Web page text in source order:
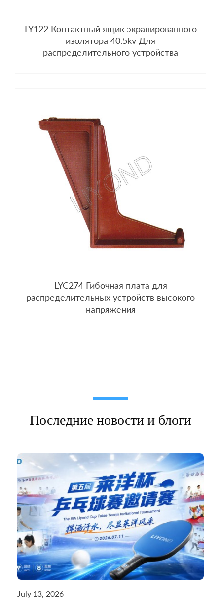
LY122 Контактный ящик экранированного
изолятора 40.5kv Для
распределительного устройства
LYC274 Гибочная плата для
распределительных устройств высокого
напряжения
Последние новости и блоги
July 13, 2026